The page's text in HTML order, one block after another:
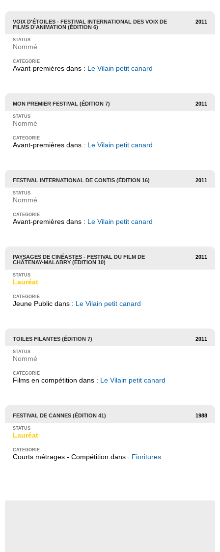
VOIX D'ÉTOILES - FESTIVAL INTERNATIONAL DES VOIX DE
FILMS D'ANIMATION (ÉDITION 6)
2011
Nommé
Avant-premières dans : Le Vilain petit canard
MON PREMIER FESTIVAL (ÉDITION 7) 2011
Nommé
Avant-premières dans : Le Vilain petit canard
FESTIVAL INTERNATIONAL DE CONTIS (ÉDITION 16) 2011
Nommé
Avant-premières dans : Le Vilain petit canard
PAYSAGES DE CINÉASTES - FESTIVAL DU FILM DE
CHÂTENAY-MALABRY (ÉDITION 10)
2011
Lauréat
Jeune Public dans : Le Vilain petit canard
TOILES FILANTES (ÉDITION 7) 2011
Nommé
Films en compétition dans : Le Vilain petit canard
FESTIVAL DE CANNES (ÉDITION 41) 1988
Lauréat
Courts métrages - Compétition dans : Fioritures